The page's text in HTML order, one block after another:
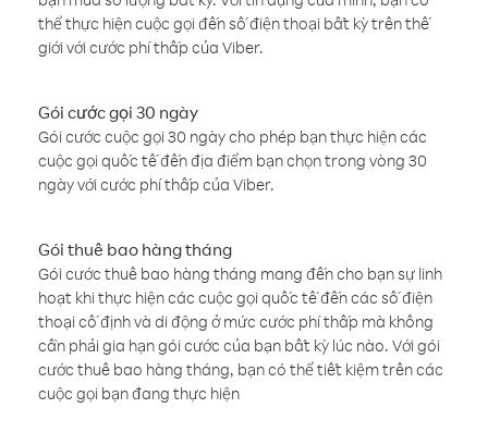
thể thực hiện cuộc gọi đến số điện thoại bất kỳ trên thế
giới với cước phí thấp của Viber.
Gói cước gọi 30 ngày
Gói cước cuộc gọi 30 ngày cho phép bạn thực hiện các
cuộc gọi quốc tế đến địa điểm bạn chọn trong vòng 30
ngày với cước phí thấp của Viber.
Gói thuê bao hàng tháng
Gói cước thuê bao hàng tháng mang đến cho bạn sự linh
hoạt khi thực hiện các cuộc gọi quốc tế đến các số điện
thoại cố định và di động ở mức cước phí thấp mà không
cần phải gia hạn gói cước của bạn bất kỳ lúc nào. Với gói
cước thuê bao hàng tháng, bạn có thể tiết kiệm trên các
cuộc gọi bạn đang thực hiện